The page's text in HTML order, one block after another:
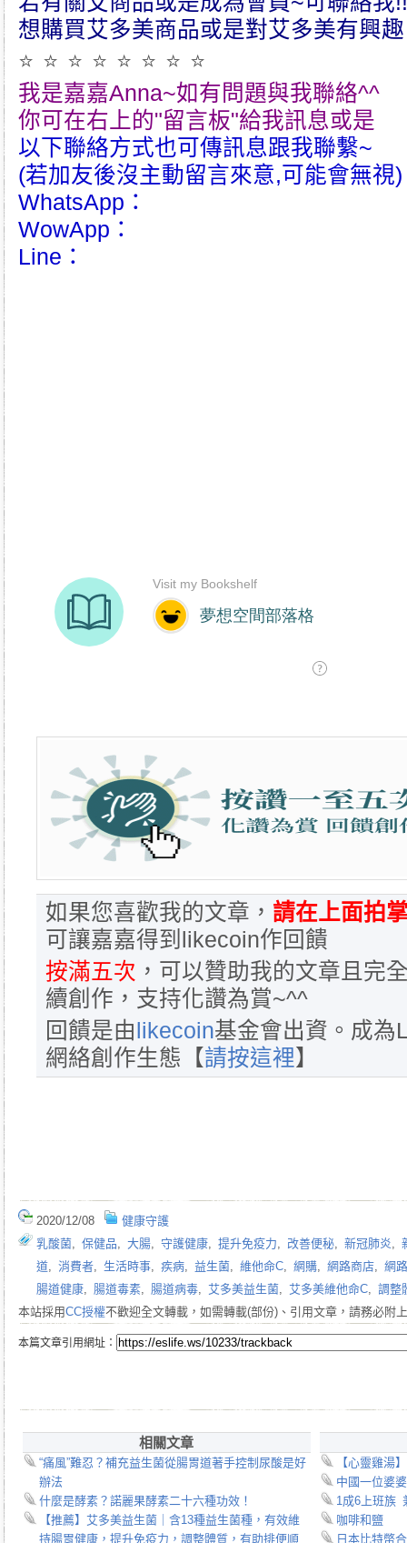
想購買艾多美商品或是對艾多美有興趣
⭐ ⭐ ⭐ ⭐ ⭐ ⭐ ⭐ ⭐
我是嘉嘉Anna~如有問題與我聯絡^^
你可在右上的"留言板"給我訊息或是
以下聯絡方式也可傳訊息跟我聯繫~
(若加友後沒主動留言來意,可能會無視)
WhatsApp：
WowApp：
Line：
如果您喜歡我的文章， 請在上面拍
可讓嘉嘉得到likecoin作回饋
按滿五次 ，可以贊助我的文章且完
續創作，支持化讚為賞~^^
回饋是由 likecoin基金會出資。成為
網絡創作生態【請按這裡】
2020/12/08
健康守護
乳酸菌, 保健品, 大腸, 守護健康, 提升免疫力, 改善便秘, 新冠肺炎,
道, 消費者, 生活時事, 疾病, 益生菌, 維他命C, 網購, 網路商店, 網
腸道健康, 腸道毒素, 腸道病毒, 艾多美益生菌, 艾多美維他命C, 調整
本站採用CC授權不歡迎全文轉載，如需轉載(部份)、引用文章，請務必附
本篇文章引用網址：
相關文章
“痛風”難忍？補充益生菌從腸胃道著手控制尿酸是好
辦法
什麼是酵素？諾麗果酵素二十六種功效！
【推薦】艾多美益生菌｜含13種益生菌種，有效維
持腸胃健康，提升免疫力，調整體質，有助排便順
【心靈雞湯
中國一位婆
1成6上班族
咖啡和鹽
日本比特幣